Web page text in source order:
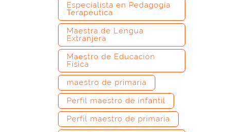
Especialista en Pedagogía
Terapéutica
Maestra de Lengua
Extranjera
Maestro de Educación
Física
maestro de primaria
Perfil maestro de infantil
Perfil maestro de primaria